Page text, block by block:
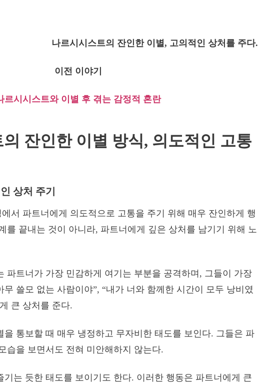
나르시시스트의 잔인한 이별, 고의적인 상처를 주다.
이전 이야기
르시시스트와 이별 후 겪는 감정적 혼란
잔인한 이별 방식, 의도적인 고통
상처 주기
서 파트너에게 의도적으로 고통을 주기 위해 매우 잔인하게 행
를 끝내는 것이 아니라, 파트너에게 깊은 상처를 남기기 위해 노
파트너가 가장 민감하게 여기는 부분을 공격하며, 그들이 가장
무 쓸모 없는 사람이야”, “내가 너와 함께한 시간이 모두 낭비였
큰 상처를 준다.
을 통보할 때 매우 냉정하고 무자비한 태도를 보인다. 그들은 파
습을 보면서도 전혀 미안해하지 않는다.
기는 듯한 태도를 보이기도 한다. 이러한 행동은 파트너에게 큰